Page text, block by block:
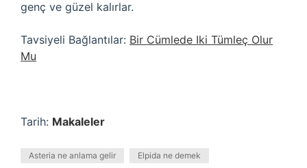
genç ve güzel kalırlar.
Tavsiyeli Bağlantılar: Bir Cümlede Iki Tümleç Olur
Mu
Tarih: Makaleler
Asteria ne anlama gelir Elpida ne demek